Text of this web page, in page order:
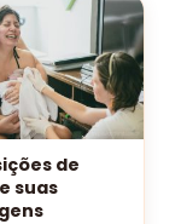
de
suas